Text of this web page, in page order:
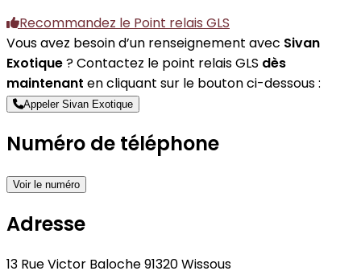
Recommandez le Point relais GLS
Vous avez besoin d’un renseignement avec Sivan
Exotique? Contactez le point relais GLS dès
maintenant en cliquant sur le bouton ci-dessous :
Appeler Sivan Exotique
Numéro de téléphone
Voir le numéro
Adresse
13 Rue Victor Baloche 91320 Wissous